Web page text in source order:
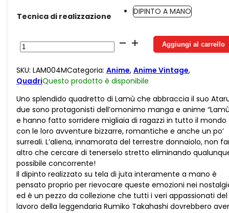
Tecnica di realizzazione DIPINTO A MANO
Lamù
e
quantità
Aggiungi al carrello
SKU: LAM004MCategoria: Anime, Anime Vintage,
QuadriQuesto prodotto è disponibile
Uno splendido quadretto di Lamù che abbraccia il suo
due sono protagonisti dell’omonimo manga e anime
e hanno fatto sorridere migliaia di ragazzi in tutto il mondo
con le loro avventure bizzarre, romantiche e anche un po’
surreali. L’aliena, innamorata del terrestre donnaiolo, non
altro che cercare di tenerselo stretto eliminando
possibile concorrente!
Il dipinto realizzato su tela di juta interamente a mano è
pensato proprio per rievocare queste emozioni nei
ed è un pezzo da collezione che tutti i veri appassionati del
lavoro della leggendaria Rumiko Takahashi dovrebbero